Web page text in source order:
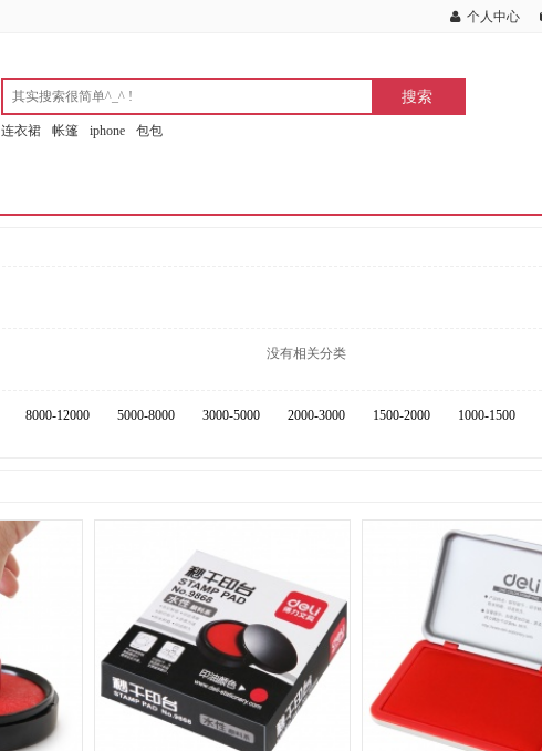
个人中心
连衣裙 帐篷 iphone 包包
没有相关分类
8000-12000 5000-8000 3000-5000 2000-3000 1500-2000 1000-1500